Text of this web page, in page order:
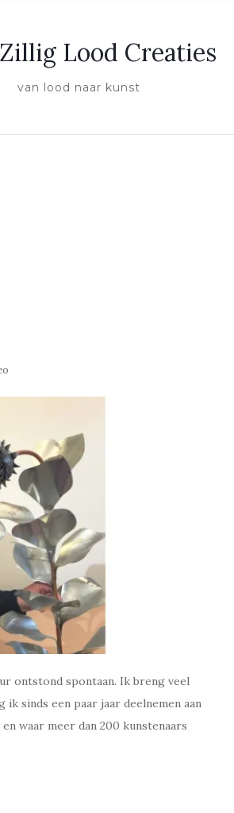
Lood Creaties
van lood naar kunst
ontstond spontaan. Ik breng veel
sinds een paar jaar deelnemen aan
waar meer dan 200 kunstenaars